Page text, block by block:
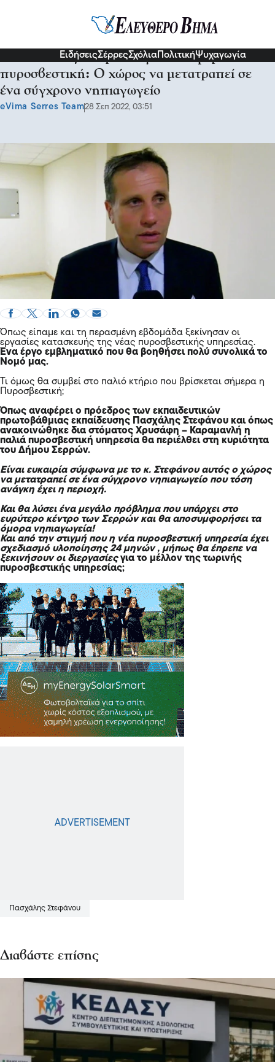
ΕιδήσειςΣέρρεςΣχόλια ΠολιτικήΨυχαγωγία
Ο Πασχάλης Στεφάνου για το σημερινή
πυροσβεστική: Ο χώρος να μετατραπεί σε
ένα σύγχρονο νηπιαγωγείο
eVima Serres Team28 Σεπ 2022, 03:51
Όπως είπαμε και τη περασμένη εβδομάδα ξεκίνησαν οι
εργασίες κατασκευής της νέας πυροσβεστικής υπηρεσίας.
Ένα έργο εμβληματικό που θα βοηθήσει πολύ συνολικά το
Νομό μας.
Τι όμως θα συμβεί στο παλιό κτήριο που βρίσκεται σήμερα η
Πυροσβεστική;
Όπως αναφέρει ο πρόεδρος των εκπαιδευτικών
πρωτοβάθμιας εκπαίδευσης Πασχάλης Στεφάνου και όπως
ανακοινώθηκε δια στόματος Χρυσάφη – Καραμανλή η
παλιά πυροσβεστική υπηρεσία θα περιέλθει στη κυριότητα
του Δήμου Σερρών.
Είναι ευκαιρία σύμφωνα με το κ. Στεφάνου αυτός ο χώρος
να μετατραπεί σε ένα σύγχρονο νηπιαγωγείο που τόση
ανάγκη έχει η περιοχή.
Και θα λύσει ένα μεγάλο πρόβλημα που υπάρχει στο
ευρύτερο κέντρο των Σερρών και θα αποσυμφορήσει τα
όμορα νηπιαγωγεία!
Και από την στιγμή που η νέα πυροσβεστική υπηρεσία έχει
σχεδιασμό υλοποίησης 24 μηνών , μήπως θα έπρεπε να
ξεκινήσουν οι διεργασίες για το μέλλον της τωρινής
πυροσβεστικής υπηρεσίας;
Πασχάλης Στεφάνου
Διαβάστε επίσης